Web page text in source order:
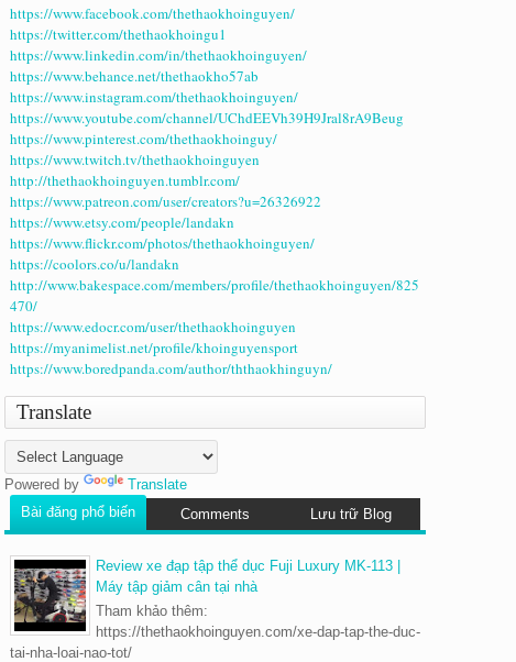
https://www.facebook.com/thethaokhoinguyen/
https://twitter.com/thethaokhoingu1
https://www.linkedin.com/in/thethaokhoinguyen/
https://www.behance.net/thethaokho57ab
https://www.instagram.com/thethaokhoinguyen/
https://www.youtube.com/channel/UChdEEVh39H9Jral8rA9Beug
https://www.pinterest.com/thethaokhoinguy/
https://www.twitch.tv/thethaokhoinguyen
http://thethaokhoinguyen.tumblr.com/
https://www.patreon.com/user/creators?u=26326922
https://www.etsy.com/people/landakn
https://www.flickr.com/photos/thethaokhoinguyen/
https://coolors.co/u/landakn
http://www.bakespace.com/members/profile/thethaokhoinguyen/825
470/
https://www.edocr.com/user/thethaokhoinguyen
https://myanimelist.net/profile/khoinguyensport
https://www.boredpanda.com/author/ththaokhinguyn/
Translate
Powered by
Translate
Bài đăng phổ biến
Comments Lưu trữ Blog
Review xe đạp tập thể dục Fuji Luxury MK-113 |
Máy tập giảm cân tại nhà
Tham khảo thêm:
https://thethaokhoinguyen.com/xe-dap-tap-the-duc-
tai-nha-loai-nao-tot/